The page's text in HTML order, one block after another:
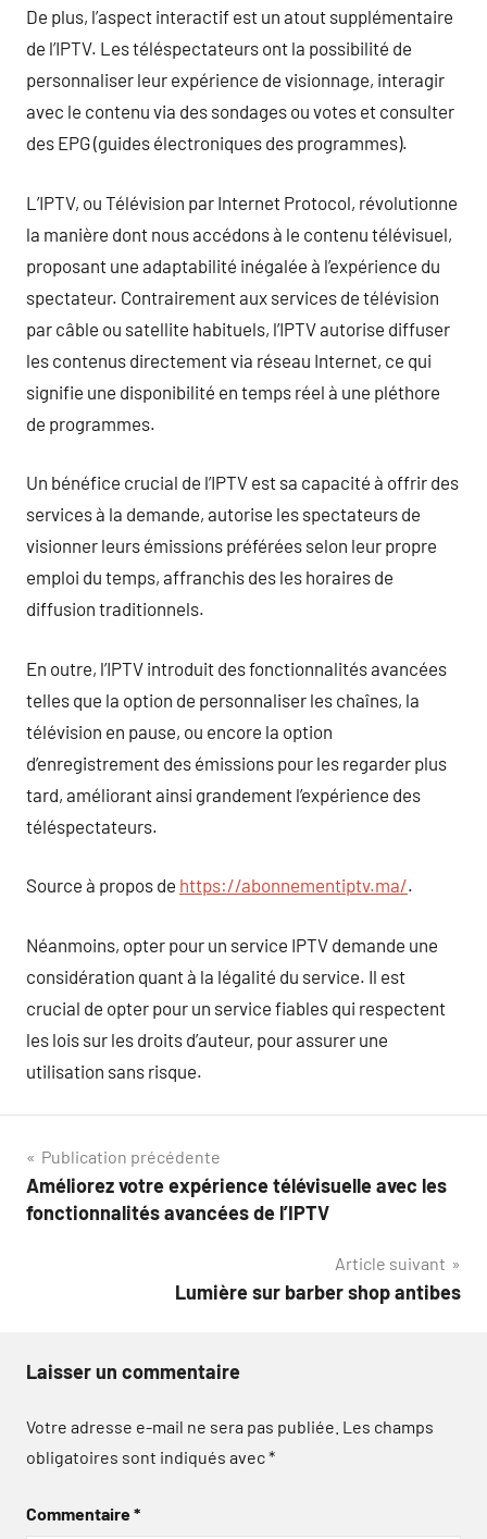
De plus, l’aspect interactif est un atout supplémentaire
de l’IPTV. Les téléspectateurs ont la possibilité de
personnaliser leur expérience de visionnage, interagir
avec le contenu via des sondages ou votes et consulter
des EPG (guides électroniques des programmes).
L’IPTV, ou Télévision par Internet Protocol, révolutionne
la manière dont nous accédons à le contenu télévisuel,
proposant une adaptabilité inégalée à l’expérience du
spectateur. Contrairement aux services de télévision
par câble ou satellite habituels, l’IPTV autorise diffuser
les contenus directement via réseau Internet, ce qui
signifie une disponibilité en temps réel à une pléthore
de programmes.
Un bénéfice crucial de l’IPTV est sa capacité à offrir des
services à la demande, autorise les spectateurs de
visionner leurs émissions préférées selon leur propre
emploi du temps, affranchis des les horaires de
diffusion traditionnels.
En outre, l’IPTV introduit des fonctionnalités avancées
telles que la option de personnaliser les chaînes, la
télévision en pause, ou encore la option
d’enregistrement des émissions pour les regarder plus
tard, améliorant ainsi grandement l’expérience des
téléspectateurs.
Source à propos de https://abonnementiptv.ma/.
Néanmoins, opter pour un service IPTV demande une
considération quant à la légalité du service. Il est
crucial de opter pour un service fiables qui respectent
les lois sur les droits d’auteur, pour assurer une
utilisation sans risque.
Navigation
de
Publication précédente
Améliorez votre expérience télévisuelle avec les
fonctionnalités avancées de l’IPTV
Article suivant
Lumière sur barber shop antibes
Laisser un commentaire
Votre adresse e-mail ne sera pas publiée. Les champs
obligatoires sont indiqués avec*
Commentaire*